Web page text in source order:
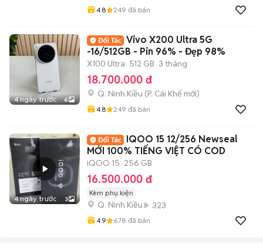
4.8 249 đã bán
4 ngày trước 6
Vivo X200 Ultra 5G
-16/512GB - Pin 96% - Đẹp 98%
X100 Ultra 512 GB 3 tháng
18.700.000 đ
Q. Ninh Kiều (P. Cái Khế mới)
4.8 249 đã bán
4 ngày trước 3
IQOO 15 12/256 Newseal
MỚI 100% TIẾNG VIỆT CÓ COD
iQOO 15 256 GB
16.500.000 đ
Kèm phụ kiện
Q. Ninh Kiều 323
4.9 678 đã bán